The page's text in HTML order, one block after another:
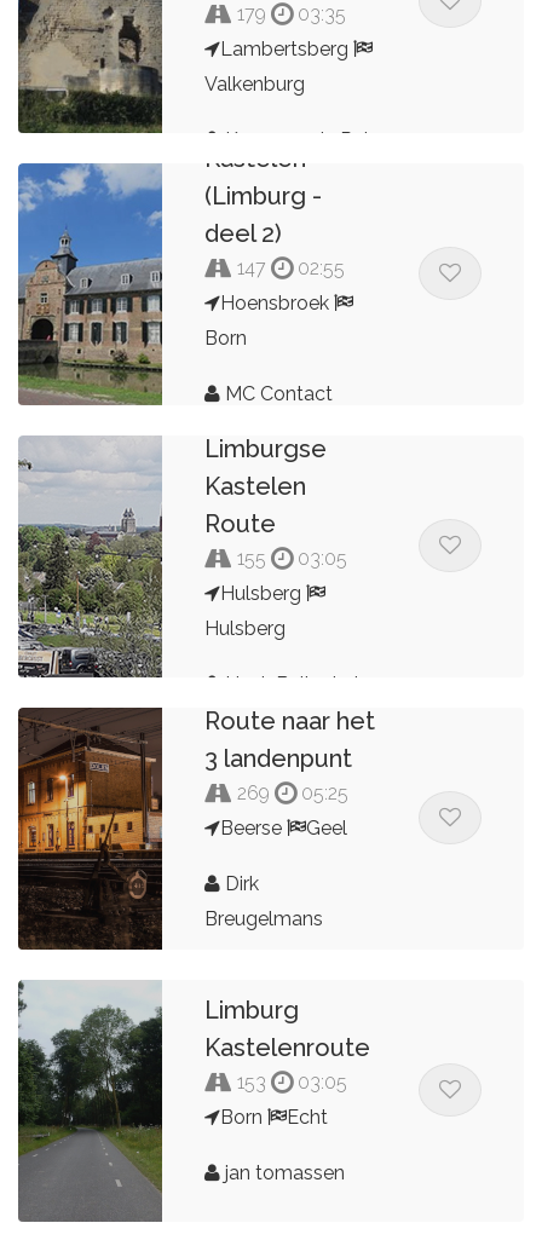
179
03:35
Lambertsberg
Valkenburg
Kees van de Pol
Kastelen
(Limburg -
deel 2)
147
02:55
Hoensbroek
Born
MC Contact
Zuid-
Limburgse
Kastelen
Route
155
03:05
Hulsberg
Hulsberg
Henk Buitenhuis
Route naar het
3 landenpunt
269
05:25
Beerse
Geel
Dirk
Breugelmans
Limburg
Kastelenroute
153
03:05
Born
Echt
jan tomassen